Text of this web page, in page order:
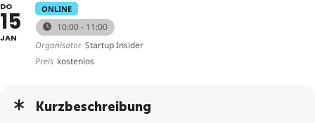
DO
15
JAN
ONLINE
10:00 - 11:00
Organisator Startup Insider
Preis kostenlos
Kurzbeschreibung